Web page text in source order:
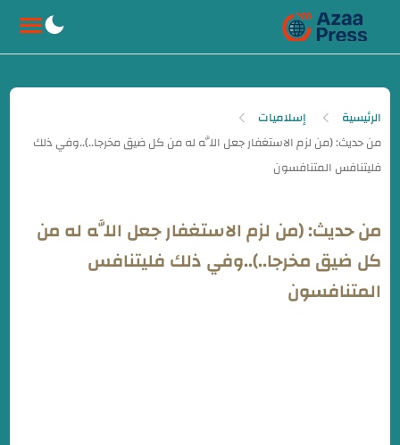
الرئيسية إسلاميات
من حديث: (من لزم الاستغفار جعل اللَّه له من
كل ضيق مخرجا..)..وفي ذلك فليتنافس
المتنافسون